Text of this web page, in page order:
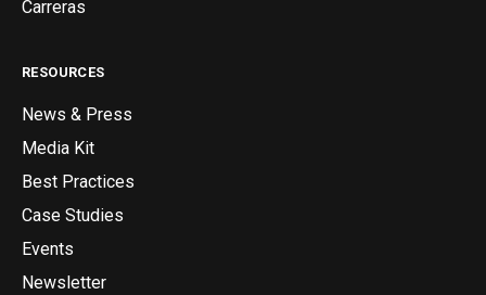
Carreras
RESOURCES
News & Press
Media Kit
Best Practices
Case Studies
Events
Newsletter